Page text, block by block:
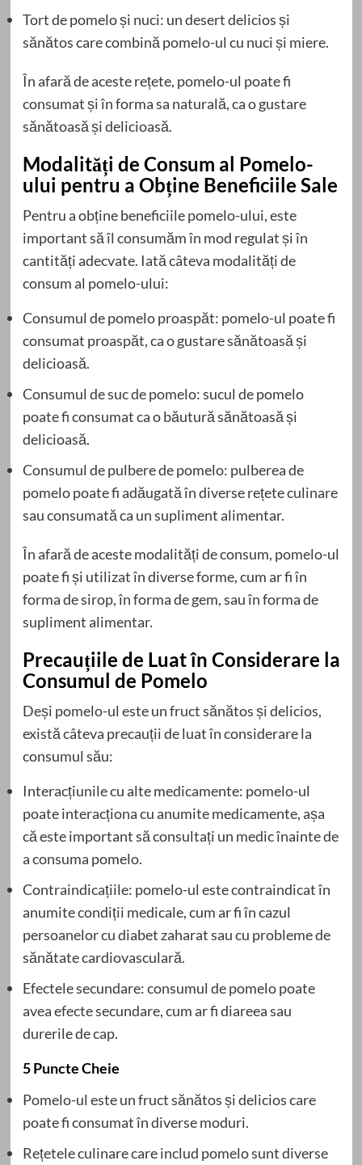
Tort de pomelo și nuci: un desert delicios și
sănătos care combină pomelo-ul cu nuci și miere.
În afară de aceste rețete, pomelo-ul poate fi
consumat și în forma sa naturală, ca o gustare
sănătoasă și delicioasă.
Modalități de Consum al Pomelo-
ului pentru a Obține Beneficiile Sale
Pentru a obține beneficiile pomelo-ului, este
important să îl consumăm în mod regulat și în
cantități adecvate. Iată câteva modalități de
consum al pomelo-ului:
Consumul de pomelo proaspăt: pomelo-ul poate fi
consumat proaspăt, ca o gustare sănătoasă și
delicioasă.
Consumul de suc de pomelo: sucul de pomelo
poate fi consumat ca o băutură sănătoasă și
delicioasă.
Consumul de pulbere de pomelo: pulberea de
pomelo poate fi adăugată în diverse rețete culinare
sau consumată ca un supliment alimentar.
În afară de aceste modalități de consum, pomelo-ul
poate fi și utilizat în diverse forme, cum ar fi în
forma de sirop, în forma de gem, sau în forma de
supliment alimentar.
Precauțiile de Luat în Considerare la
Consumul de Pomelo
Deși pomelo-ul este un fruct sănătos și delicios,
există câteva precauții de luat în considerare la
consumul său:
Interacțiunile cu alte medicamente: pomelo-ul
poate interacționa cu anumite medicamente, așa
că este important să consultați un medic înainte de
a consuma pomelo.
Contraindicațiile: pomelo-ul este contraindicat în
anumite condiții medicale, cum ar fi în cazul
persoanelor cu diabet zaharat sau cu probleme de
sănătate cardiovasculară.
Efectele secundare: consumul de pomelo poate
avea efecte secundare, cum ar fi diareea sau
durerile de cap.
5 Puncte Cheie
Pomelo-ul este un fruct sănătos și delicios care
poate fi consumat în diverse moduri.
Rețetele culinare care includ pomelo sunt diverse